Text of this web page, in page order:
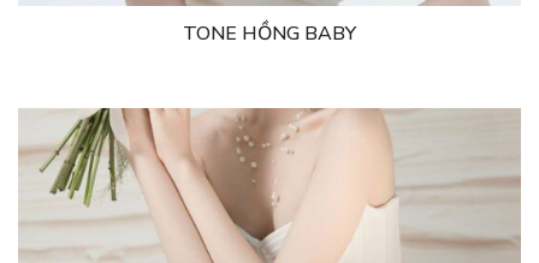
TONE HỒNG BABY